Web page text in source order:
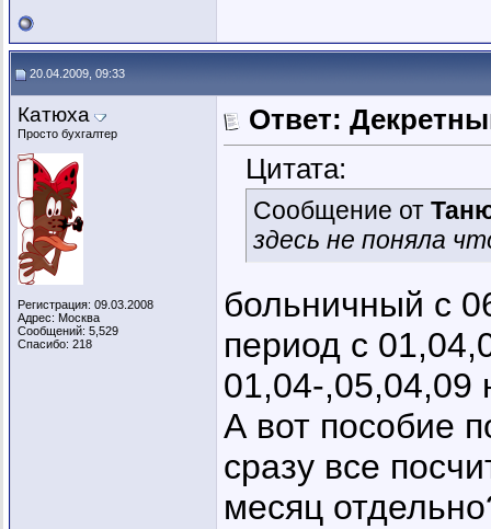
20.04.2009, 09:33
Катюха
Просто бухгалтер
Регистрация: 09.03.2008
Адрес: Москва
Сообщений: 5,529
Спасибо: 218
Ответ:
Цитата:
Сообщение от
здесь не поняла
больничный с
период с
01,04-,05,04,09
А вот пособие
сразу все
месяц